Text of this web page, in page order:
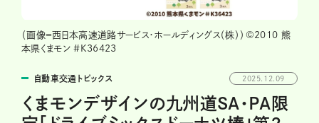
（画像＝西日本高速道路サービス・ホールディングス（株））©2010 熊
本県くまモン #K36423
自動車交通トピックス 2025.12.09
くまモンデザインの九州道SA・PA限